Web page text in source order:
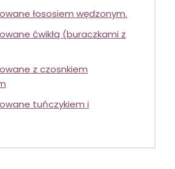
łososiem wędzonym.
ćwikłą (buraczkami z
z czosnkiem
tuńczykiem i